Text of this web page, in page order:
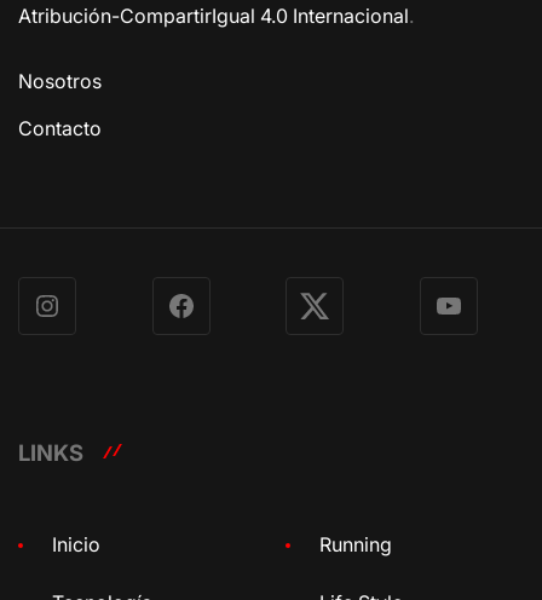
Atribución-CompartirIgual 4.0 Internacional.
Nosotros
Contacto
Instagram Facebook X YouTube
LINKS
Inicio Running